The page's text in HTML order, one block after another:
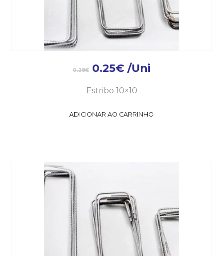
0.28€ 0.25€ /Uni
Estribo 10×10
ADICIONAR AO CARRINHO